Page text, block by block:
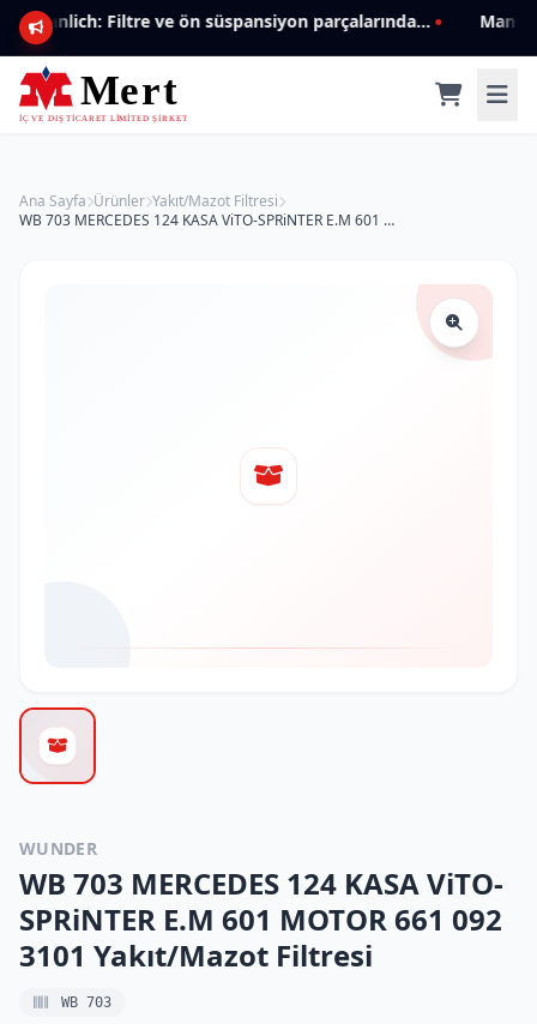
Mannlich: Filtre ve ön süspansiyon parçalarında genişleyen ürün yelpazesiyle kalite ve güven.
Ana Sayfa Ürünler Yakıt/Mazot Filtresi
WB 703 MERCEDES 124 KASA ViTO-SPRiNTER E.M 601 MOTOR 661 092 3101 Yakıt/Mazot Filtresi
WUNDER
WB 703 MERCEDES 124 KASA ViTO-
SPRiNTER E.M 601 MOTOR 661 092
3101 Yakıt/Mazot Filtresi
WB 703